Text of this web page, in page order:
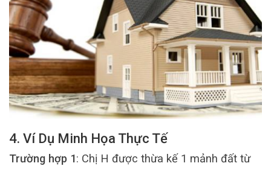
4. Ví Dụ Minh Họa Thực Tế
Trường hợp 1: Chị H được thừa kế 1 mảnh đất từ